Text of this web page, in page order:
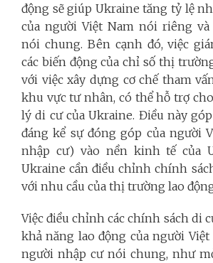
động sẽ giúp Ukraine tăng tỷ lệ
của người Việt Nam nói riêng
nói chung. Bên cạnh đó, việc
các biến động của chỉ số thị
với việc xây dựng cơ chế tham
khu vực tư nhân, có thể hỗ trợ
lý di cư của Ukraine. Điều này
đáng kể sự đóng góp của người
nhập cư) vào nền kinh tế của
Ukraine cần điều chỉnh chính
với nhu cầu của thị trường lao
Việc điều chỉnh các chính sách di
khả năng lao động của người
người nhập cư nói chung, như